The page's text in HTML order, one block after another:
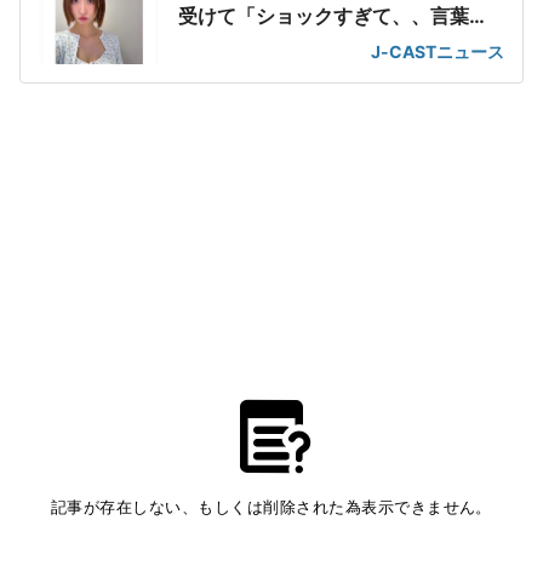
受けて「ショックすぎて、、言葉
J-CASTニュース